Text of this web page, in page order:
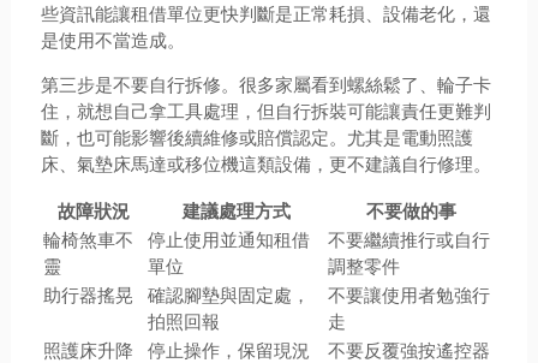
些資訊能讓租借單位更快判斷是正常耗損、設備老化，還
是使用不當造成。
第三步是不要自行拆修。很多家屬看到螺絲鬆了、輪子卡
住，就想自己拿工具處理，但自行拆裝可能讓責任更難判
斷，也可能影響後續維修或賠償認定。尤其是電動照護
床、氣墊床馬達或移位機這類設備，更不建議自行修理。
故障狀況
建議處理方式
不要做的事
輪椅煞車不
靈
停止使用並通知租借
單位
不要繼續推行或自行
調整零件
助行器搖晃
確認腳墊與固定處，
拍照回報
不要讓使用者勉強行
走
照護床升降
停止操作，保留現況
不要反覆強按遙控器